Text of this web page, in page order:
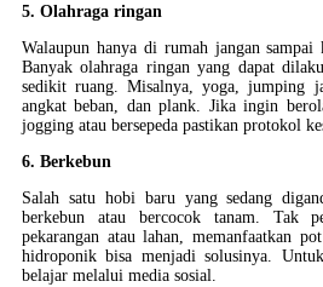
5. Olahraga ringan
Walaupun hanya di rumah jangan
Banyak olahraga ringan yang dapat
sedikit ruang. Misalnya, yoga, jumping
angkat beban, dan plank. Jika ingin
jogging atau bersepeda pastikan protokol
6. Berkebun
Salah satu hobi baru yang sedang
berkebun atau bercocok tanam. Tak
pekarangan atau lahan, memanfaatkan
hidroponik bisa menjadi solusinya.
belajar melalui media sosial.